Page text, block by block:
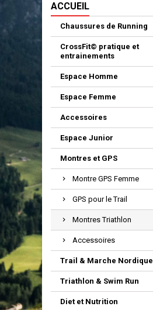
ACCUEIL
Chaussures de Running
CrossFit© pratique et
entrainements
Espace Homme
Espace Femme
Accessoires
Espace Junior
Montres et GPS
Montre GPS Femme
GPS pour le Trail
Montres Triathlon
Accessoires
Trail & Marche Nordique
Triathlon & Swim Run
Diet et Nutrition